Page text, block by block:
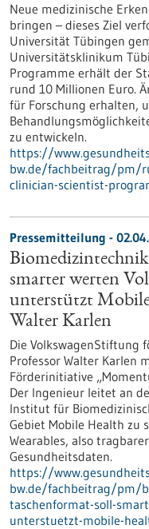
Neue medizinische
bringen – dieses Ziel
Universität Tübingen
Universitätsklinikum
Programme erhält der
rund 10 Millionen Euro.
für Forschung erhalten,
zu entwickeln.
https://
bw.de/fachbeitrag/pm/
clinician-scientist-
Pressemitteilung -
smarter werten
unterstützt
Walter Karlen
Die VolkswagenStiftung
Professor Walter Karlen
Förderinitiative
Der Ingenieur leitet an
Institut für
Gebiet Mobile Health zu
Wearables, also
Gesundheitsdaten.
https://
bw.de/fachbeitrag/pm/
taschenformat-soll-
unterstuetzt-mobile-